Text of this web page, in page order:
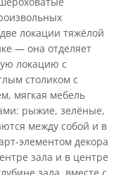
локации тяжёлой
— она отделяет
локацию с
столиком с
мягкая мебель
рыжие, зелёные,
между собой и в
элементом декора
зала и в центре